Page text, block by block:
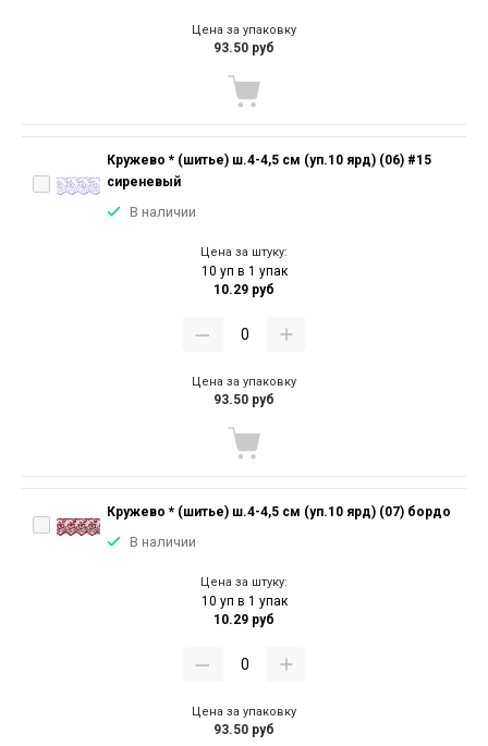
Цена за упаковку
93.50 руб
Кружево * (шитье) ш.4-4,5 см (уп.10 ярд) (06) #15
сиреневый
В наличии
Цена за штуку:
10 уп в 1 упак
10.29 руб
Цена за упаковку
93.50 руб
Кружево * (шитье) ш.4-4,5 см (уп.10 ярд) (07) бордо
В наличии
Цена за штуку:
10 уп в 1 упак
10.29 руб
Цена за упаковку
93.50 руб